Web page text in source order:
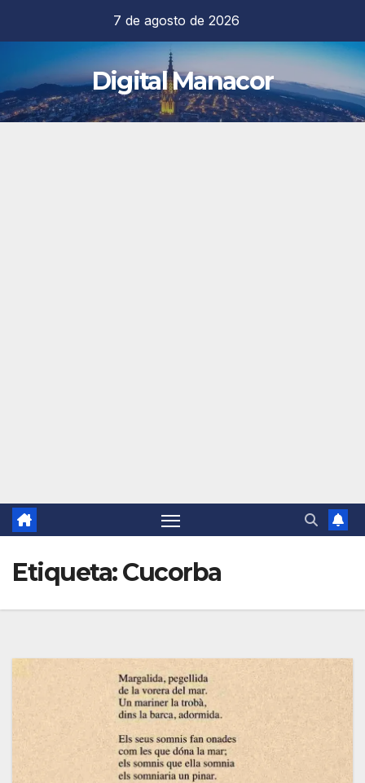
contenido
7 de agosto de 2026
Digital Manacor
Etiqueta:Cucorba